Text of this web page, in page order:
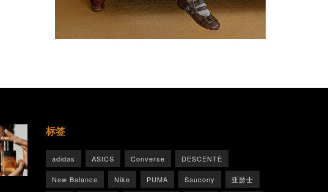
标签
adidas ASICS Converse DESCENTE
New Balance Nike PUMA Saucony 亚瑟士